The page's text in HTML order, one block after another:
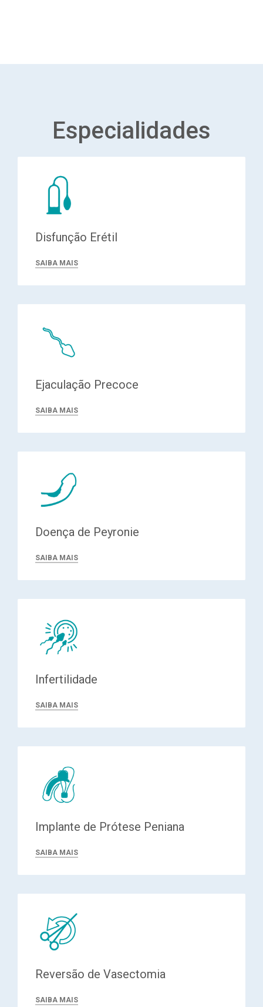
Especialidades
Disfunção Erétil
SAIBA MAIS
Ejaculação Precoce
SAIBA MAIS
Doença de Peyronie
SAIBA MAIS
Infertilidade
SAIBA MAIS
Implante de Prótese Peniana
SAIBA MAIS
Reversão de Vasectomia
SAIBA MAIS